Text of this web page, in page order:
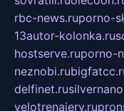
rbc-news.ruporno-
13autor-kolonka.ru
hostserve.ruporno-
neznobi.ru
delfinet.ru
velotrenajery.ru